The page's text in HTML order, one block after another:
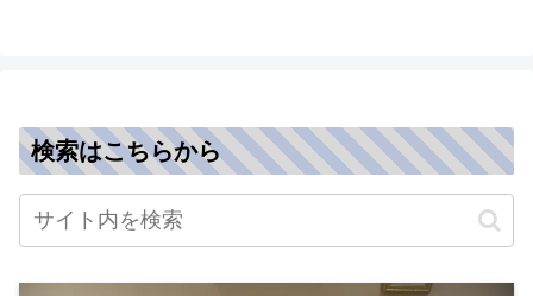
検索はこちらから